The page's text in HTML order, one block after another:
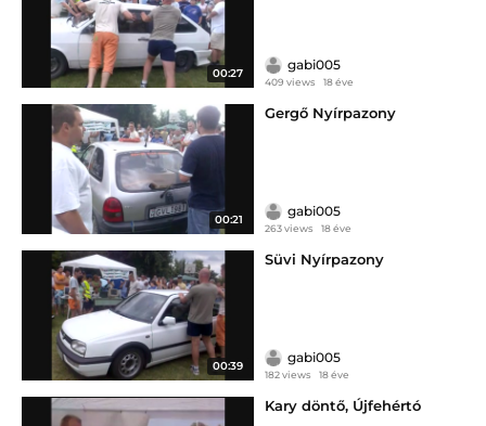
00:27
gabi005
409 views 18 éve
00:21
Gergő Nyírpazony
gabi005
263 views 18 éve
00:39
Süvi Nyírpazony
gabi005
182 views 18 éve
Kary döntő, Újfehértó